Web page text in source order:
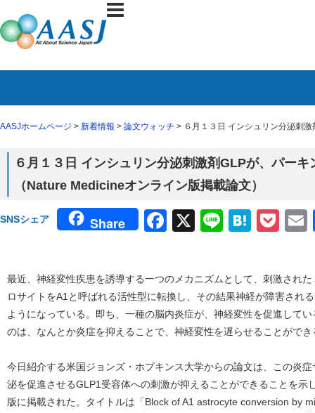
AASJホームページ > 新着情報 > 論文ウォッチ > ６月１３日 インシュリン分泌刺
６月１３日 インシュリン分泌刺激剤GLPが、パー
（Nature Medicineオンライン版掲載論文）
SNSシェア Share Facebook
X Line
最近、神経変性疾患を誘導する一つのメカニズムとして、刺激され
ロサイトをA1と呼ばれる活性型に転換し、その結果神経が障害され
ようになっている。即ち、一種の脳内炎症が、神経変性を促進して
のは、なんとか炎症を抑えることで、神経変性を遅らせることがで
今日紹介する米国ジョンズ・ホプキンス大学からの論文は、この炎
泌を促進させるGLP1受容体への刺激が抑えることができることを示
版に掲載された。タイトルは「Block of A1 astrocyte conversion by